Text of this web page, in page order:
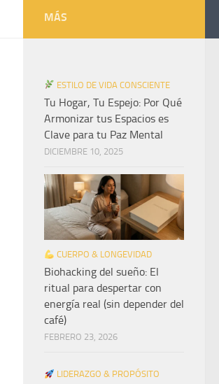
MÁS
ESTILO DE VIDA CONSCIENTE
Tu Hogar, Tu Espejo: Por Qué
Armonizar tus Espacios es
Clave para tu Paz Mental
DICIEMBRE 10, 2025
CUERPO & LONGEVIDAD
Biohacking del sueño: El
ritual para despertar con
energía real (sin depender del
café)
FEBRERO 23, 2026
LIDERAZGO & PROPÓSITO